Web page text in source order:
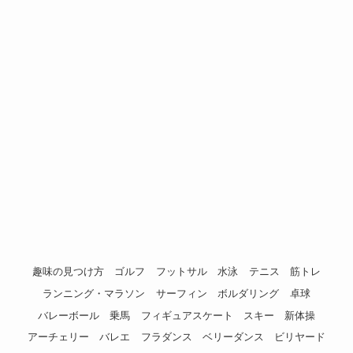
趣味の見つけ方 ゴルフ フットサル 水泳 テニス
筋トレ
ランニング・マラソン
サーフィン ボルダリング
卓球
バレーボール
乗馬 フィギュアスケート スキー
新体操
アーチェリー
バレエ フラダンス ベリーダンス ビリヤード